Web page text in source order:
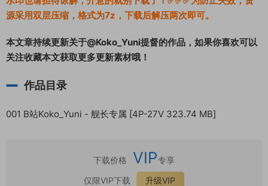
源采用双层压缩，格式为7z，下载后解压两次即可。
本文章持续更新关于@Koko_Yuni提督的作品，如果你喜欢可以
关注收藏本文获取更多更新素材哦！
作品目录
001 B站Koko_Yuni - 舰长专属 [4P-27V 323.74 MB]
下载价格 VIP专享
仅限VIP下载
升级VIP